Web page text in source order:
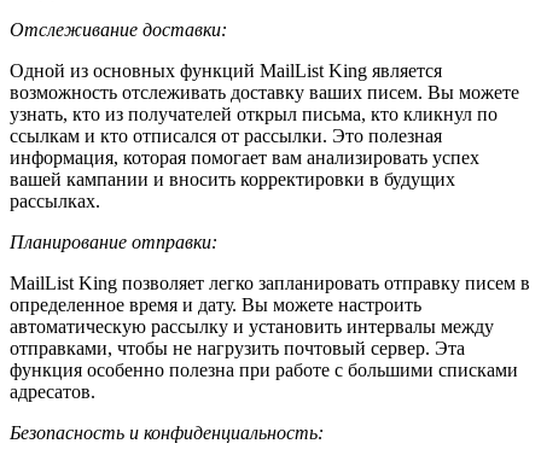
Отслеживание доставки:
Одной из основных функций MailList King является
возможность отслеживать доставку ваших писем. Вы можете
узнать, кто из получателей открыл письма, кто кликнул по
ссылкам и кто отписался от рассылки. Это полезная
информация, которая помогает вам анализировать успех
вашей кампании и вносить корректировки в будущих
рассылках.
Планирование отправки:
MailList King позволяет легко запланировать отправку писем в
определенное время и дату. Вы можете настроить
автоматическую рассылку и установить интервалы между
отправками, чтобы не нагрузить почтовый сервер. Эта
функция особенно полезна при работе с большими списками
адресатов.
Безопасность и конфиденциальность: